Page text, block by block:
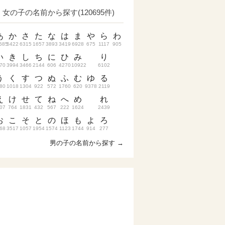
女の子の名前から探す(120695件)
か
5422
き
3994
く
1018
け
764
こ
3517
さ
6315
し
3466
す
1304
せ
1831
そ
1057
た
1657
ち
2144
つ
922
て
432
と
1954
な
3893
に
606
ぬ
572
ね
567
の
1574
は
3419
ひ
4270
ふ
1760
へ
222
ほ
1123
ま
6928
み
10922
む
620
め
1624
も
1744
や
675
ゆ
9378
よ
914
ら
1117
り
6102
る
2119
れ
2439
ろ
277
わ
905
男の子の名前から探す →